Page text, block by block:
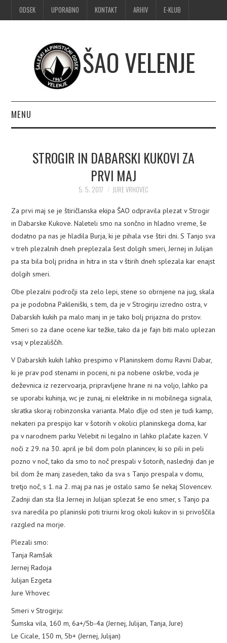
ODSEK UPORABNO KONTAKT ARHIV E-KLUB
ŠAO VELENJE
MENU
OBVESTILA
ŠPORTNO PLEZANJE
PLEZALNI KROŽEK
STROGIR IN DABARSKI KUKOVI ZA
PRVI MAJ
5. 5. 2017 JURE VRHOVEC
Za prvi maj se je štiričlanska ekipa ŠAO odpravila plezat v Strogir
in Dabarske Kukove. Naleteli smo na sončno in hladno vreme, še
dodatno pa nas je hladila Burja, ki je pihala vse štiri dni. S Tanjo sva
v treh plezalnih dneh preplezala šest dolgih smeri, Jernej in Julijan
pa sta bila bolj pridna in hitra in sta v štirih dneh splezala kar enajst
dolgih smeri.
Obe plezalni področji sta zelo lepi, stene so obrnjene na jug, skala
pa je podobna Pakleniški, s tem, da je v Strogirju izredno ostra, v
Dabarskih kukih pa malo manj in je tako bolj prijazna do prstov.
Smeri so za dane ocene kar težke, tako da je fajn biti malo uplezan
vsaj v plezališčih.
V Dabarskih kukih lahko prespimo v Planinskem domu Ravni Dabar,
ki je prav pod stenami in poceni, ni pa nobene oskrbe, voda je
deževnica iz rezervoarja, pripravljene hrane ni na voljo, lahko pa
se uporabi kuhinja, wc je zunaj, ni elektrike in ni mobilnega signala,
skratka skoraj robinzonska varianta. Malo dlje od sten je tudi kamp,
nekateri pa prespijo kar v šotorih v okolici planinskega doma, kar
pa v narodnem parku Velebit ni legalno in lahko plačate kazen. V
noči z 29. na 30. april je bil dom poln planincev, ki so pili in peli
pozno v noč, tako da smo to noč prespali v šotorih, naslednji dan je
bil dom že manj zaseden, tako da sva s Tanjo prespala v domu,
tretjo noč, s 1. na 2. maj pa nas je ostalo samo še nekaj Slovencev.
Zadnji dan sta šla Jernej in Julijan splezat še eno smer, s Tanjo pa
sva naredila po planinski poti triurni krog okoli kukov in si privoščila
razgled na morje.
Plezali smo:
Tanja Ramšak
Jernej Radoja
Julijan Ezgeta
Jure Vrhovec
Smeri v Strogirju:
Šumska vila, 160 m, 6a+/5b-4a (Jernej, Julijan, Tanja, Jure)
Le Cicale, 150 m, 5b+ (Jernej, Julijan)